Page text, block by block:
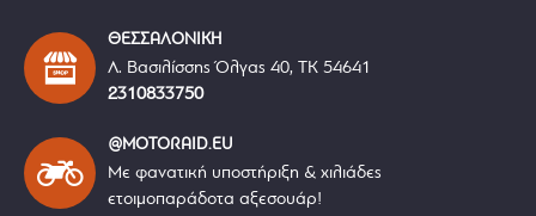
ΘΕΣΣΑΛΟΝΙΚΗ
Λ. Βασιλίσσης Όλγας 40, ΤΚ 54641
2310833750
@MOTORAID.EU
Με φανατική υποστήριξη & χιλιάδες
ετοιμοπαράδοτα αξεσουάρ!